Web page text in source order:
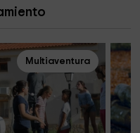
Multiaventura